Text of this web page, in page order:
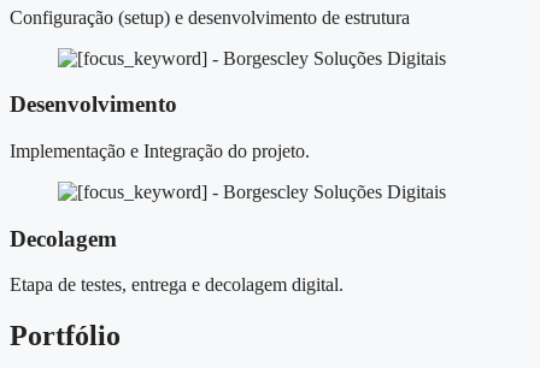
Configuração (setup) e desenvolvimento de estrutura
Desenvolvimento
Implementação e Integração do projeto.
Decolagem
Etapa de testes, entrega e decolagem digital.
Portfólio